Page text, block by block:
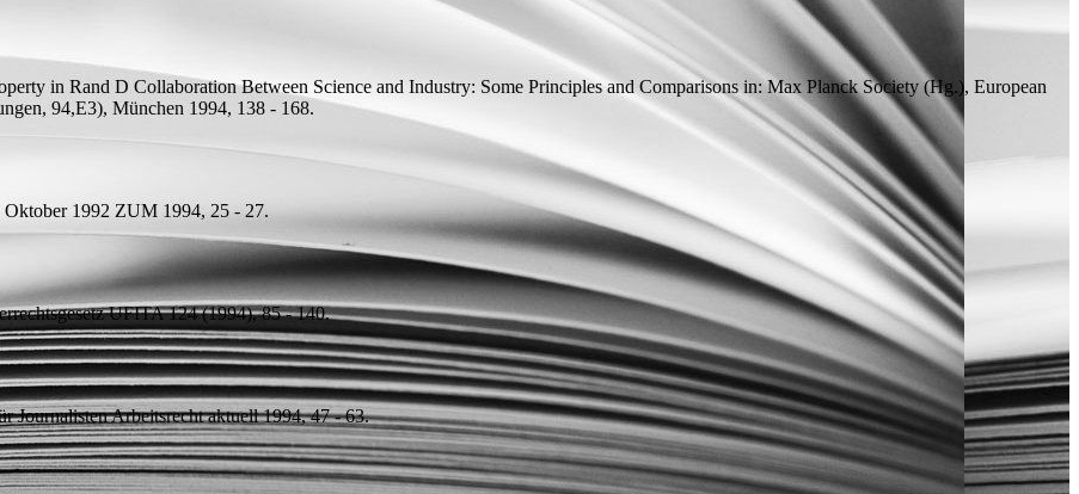
in Rand D Collaboration Between Science and Industry: Some Principles and Comparisons in: Max Planck Society (Hg.), European
94,E3), München 1994, 138 - 168.
Oktober 1992 ZUM 1994, 25 - 27.
UFITA 124 (1994), 85 - 140.
JournalistenArbeitsrecht aktuell 1994, 47 - 63.